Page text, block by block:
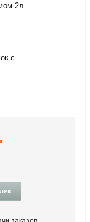
2л
с